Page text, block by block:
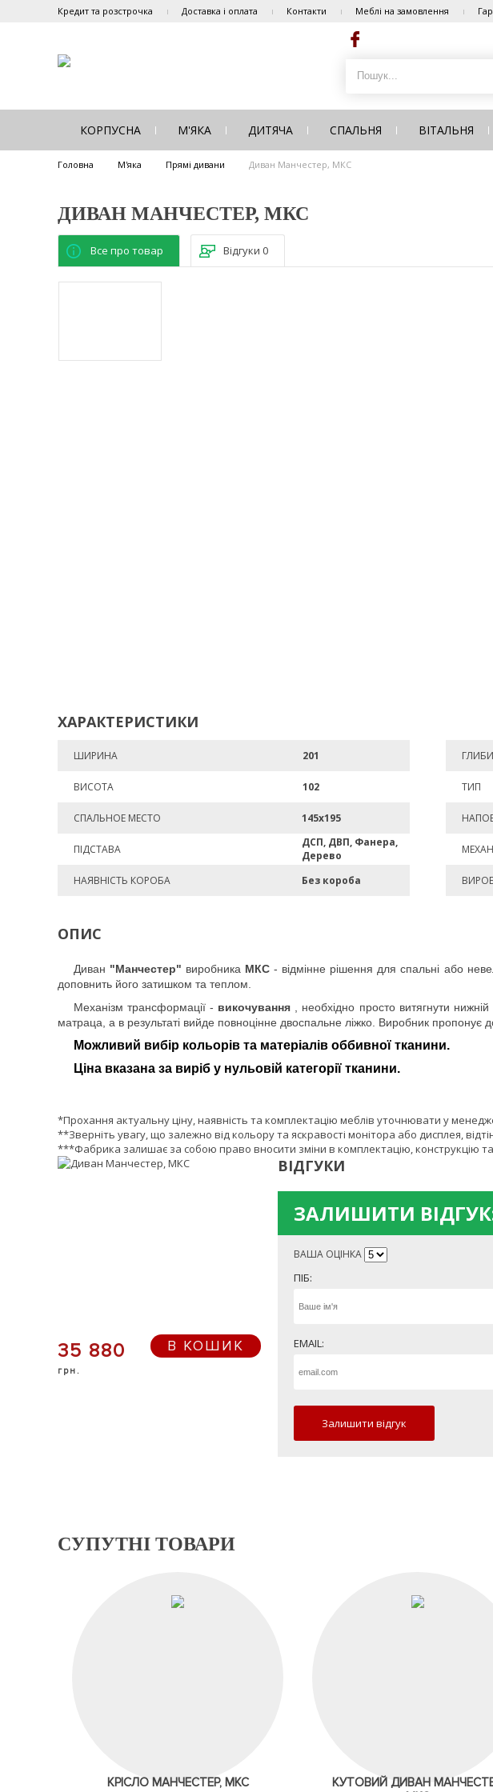
Кредит та розстрочка Доставка і оплата Контакти Меблі на замовлення
КОРПУСНА М'ЯКА ДИТЯЧА СПАЛЬНЯ ВІТАЛЬНЯ
Головна М'яка Прямі дивани Диван Манчестер, МКС
ДИВАН МАНЧЕСТЕР, МКС
Все про товар Відгуки 0
ХАРАКТЕРИСТИКИ
ШИРИНА 201
ВИСОТА 102 ТИП
СПАЛЬНОЕ МЕСТО 145х195
ПІДСТАВА
ДСП, ДВП, Фанера,
Дерево
НАЯВНІСТЬ КОРОБА Без короба
ОПИС
Диван "Манчестер" виробника МКС- відмінне рішення для спальні або
доповнить його затишком та теплом.
Механізм трансформації - викочування , необхідно просто витягнути
матраца, а в результаті вийде повноцінне двоспальне ліжко. Виробник пропонує
Можливий вибір кольорів та матеріалів оббивної тканини.
Ціна вказана за виріб у нульовій категорії тканини.
*Прохання актуальну ціну, наявність та комплектацію меблів уточнювати у
**Зверніть увагу, що залежно від кольору та яскравості монітора або дисплея,
***Фабрика залишає за собою право вносити зміни в комплектацію, конструкцію
35 880
грн.
В КОШИК
ВІДГУКИ
ЗАЛИШИТИ
ВАША ОЦІНКА
ПІБ:
EMAIL:
Залишити відгук
СУПУТНІ ТОВАРИ
КРІСЛО МАНЧЕСТЕР, МКС
КУТОВИЙ ДИВАН